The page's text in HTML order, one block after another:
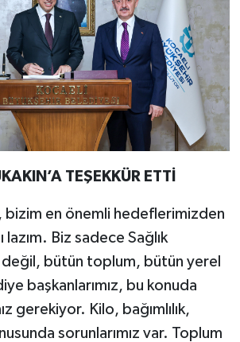
TEŞEKKÜR ETTİ
bizim en önemli hedeflerimizden
lazım. Biz sadece Sağlık
değil, bütün toplum, bütün yerel
başkanlarımız, bu konuda
gerekiyor. Kilo, bağımlılık,
sorunlarımız var. Toplum